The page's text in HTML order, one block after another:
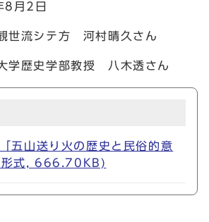
8月2日
世流シテ方 河村晴久さん
学歴史学部教授 八木透さん
五山送り火の歴史と民俗的意
形式, 666.70KB)